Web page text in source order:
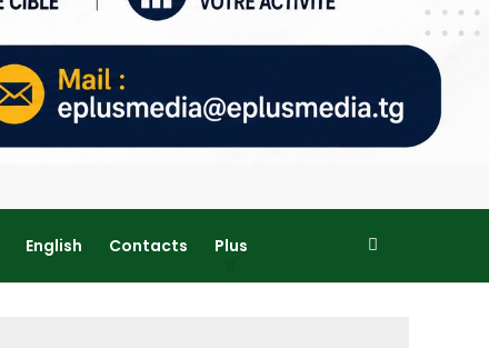
English Contacts Plus